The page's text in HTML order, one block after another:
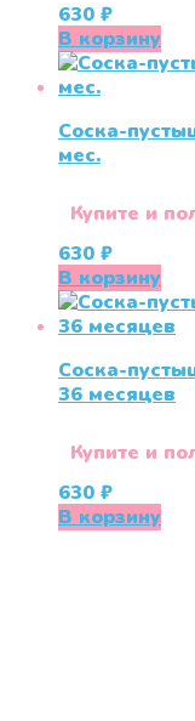
630 ₽
В корзину
Соска-
меc.
Купите и
630 ₽
В корзину
Соска-
36 меcяцев
Купите и
630 ₽
В корзину